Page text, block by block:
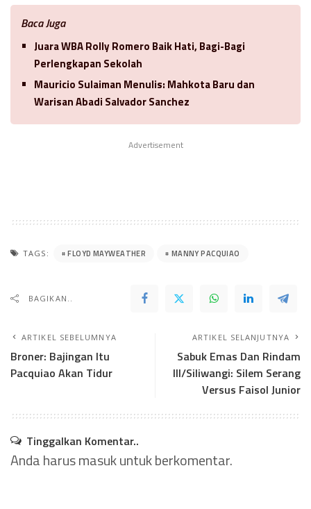
Baca Juga
Juara WBA Rolly Romero Baik Hati, Bagi-Bagi
Perlengkapan Sekolah
Mauricio Sulaiman Menulis: Mahkota Baru dan
Warisan Abadi Salvador Sanchez
Advertisement
TAGS: FLOYD MAYWEATHER MANNY PACQUIAO
BAGIKAN..
ARTIKEL SEBELUMNYA
Broner: Bajingan Itu
Pacquiao Akan Tidur
ARTIKEL SELANJUTNYA
Sabuk Emas Dan Rindam
III/Siliwangi: Silem Serang
Versus Faisol Junior
Tinggalkan Komentar..
Anda harusmasukuntuk berkomentar.